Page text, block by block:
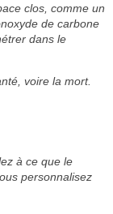
clos, comme un
de carbone
dans le
voire la mort.
à ce que le
personnalisez